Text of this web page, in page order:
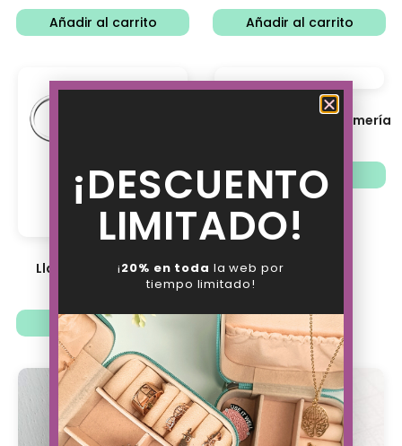
Añadir al carrito Añadir al carrito
Llavero Matemático
€
Añadir al carrito
Llavero Corazón Enfermería
Añadir al carrito
¡DESCUENTO
LIMITADO!
¡20% en toda la web por
tiempo limitado!